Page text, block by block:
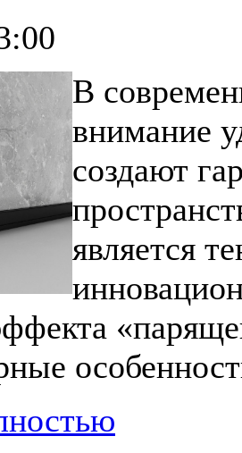
В
внимание
создают
является